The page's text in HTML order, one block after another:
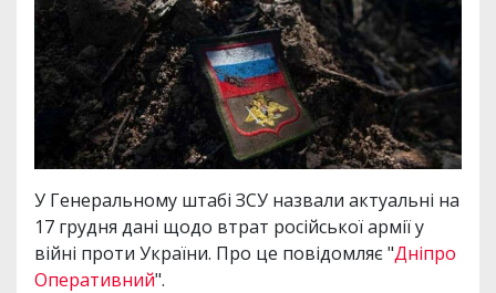
У Генеральному штабі ЗСУ назвали актуальні на
17 грудня дані щодо втрат російської армії у
війні проти України. Про це повідомляє "Дніпро
Оперативний".